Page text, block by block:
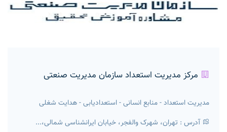
مرکز مدیریت استعداد سازمان مدیریت صنعتی
مدیریت استعداد - منابع انسانی - استعدادیابی - هدایت شغلی
آدرس : تهران، شهرک والفجر، خیابان ایرانشناسی شمالی،...